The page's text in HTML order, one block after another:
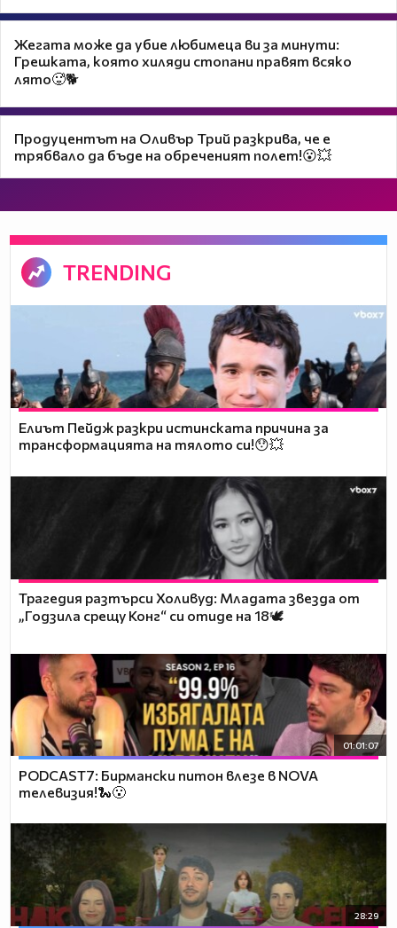
Жегата може да убие любимеца ви за минути:
Грешката, която хиляди стопани правят всяко
лято🥵🐕
Продуцентът на Оливър Трий разкрива, че е
трябвало да бъде на обреченият полет!😮💥
TRENDING
Елиът Пейдж разкри истинската причина за
трансформацията на тялото си!😯💥
Трагедия разтърси Холивуд: Младата звезда от
„Годзила срещу Конг“ си отиде на 18🕊️
01:01:07
PODCAST7: Бирмански питон влезе в NOVA
телевизия!🐍😮
28:29